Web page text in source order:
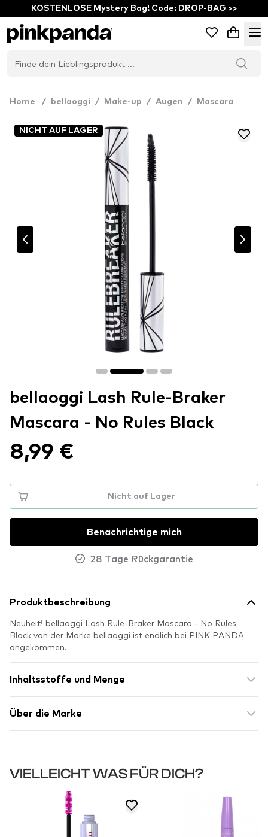
KOSTENLOSE Mystery Bag! Code: DROP-BAG >>
Home / bellaoggi / Make-up / Augen / Mascara
NICHT AUF LAGER
bellaoggi Lash Rule-Braker
Mascara - No Rules Black
8,99 €
Nicht auf Lager
Benachrichtige mich
28 Tage Rückgarantie
Produktbeschreibung
Neuheit! bellaoggi Lash Rule-Braker Mascara - No Rules
Black von der Marke bellaoggi ist endlich bei PINK PANDA
angekommen.
Inhaltsstoffe und Menge
Über die Marke
VIELLEICHT WAS FÜR DICH?